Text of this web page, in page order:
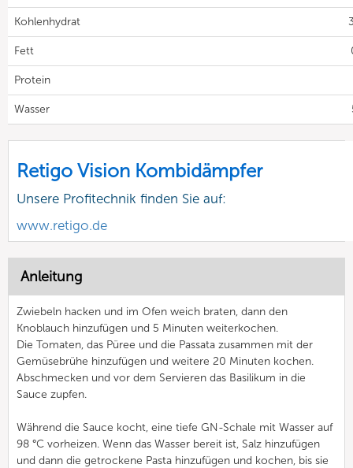
Kohlenhydrat
Fett
Protein
Wasser
Retigo Vision Kombidämpfer
Unsere Profitechnik finden Sie auf:
www.retigo.de
Anleitung
Zwiebeln hacken und im Ofen weich braten, dann den
Knoblauch hinzufügen und 5 Minuten weiterkochen.
Die Tomaten, das Püree und die Passata zusammen mit der
Gemüsebrühe hinzufügen und weitere 20 Minuten kochen.
Abschmecken und vor dem Servieren das Basilikum in die
Sauce zupfen.
Während die Sauce kocht, eine tiefe GN-Schale mit Wasser auf
98 °C vorheizen. Wenn das Wasser bereit ist, Salz hinzufügen
und dann die getrockene Pasta hinzufügen und kochen, bis sie